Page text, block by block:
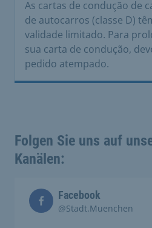
As cartas de condução de
de autocarros (classe D)
validade limitado. Para
sua carta de condução,
pedido atempado.
Folgen Sie uns auf
Kanälen:
Facebook
@Stadt.Muenchen